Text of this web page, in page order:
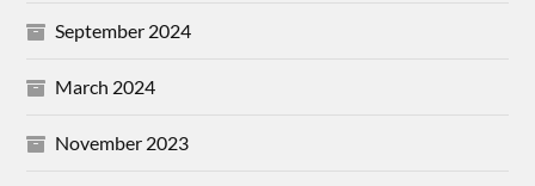
September 2024
March 2024
November 2023